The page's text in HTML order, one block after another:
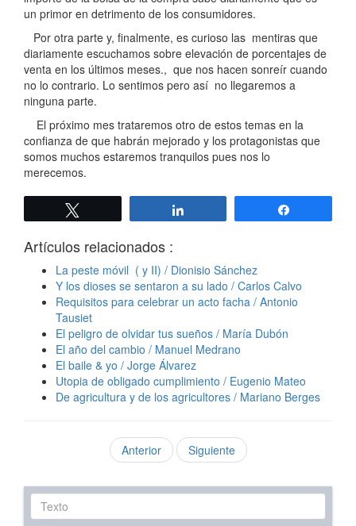
un primor en detrimento de los consumidores.
Por otra parte y, finalmente, es curioso las mentiras que
diariamente escuchamos sobre elevación de porcentajes de
venta en los últimos meses., que nos hacen sonreír cuando
no lo contrario. Lo sentimos pero así no llegaremos a
ninguna parte.
El próximo mes trataremos otro de estos temas en la
confianza de que habrán mejorado y los protagonistas que
somos muchos estaremos tranquilos pues nos lo
merecemos.
Artículos relacionados :
La peste móvil ( y II) / Dionisio Sánchez
Y los dioses se sentaron a su lado / Carlos Calvo
Requisitos para celebrar un acto facha / Antonio
Tausiet
El peligro de olvidar tus sueños / María Dubón
El año del cambio / Manuel Medrano
El baile & yo / Jorge Álvarez
Utopia de obligado cumplimiento / Eugenio Mateo
De agricultura y de los agricultores / Mariano Berges
Anterior Siguiente
Texto